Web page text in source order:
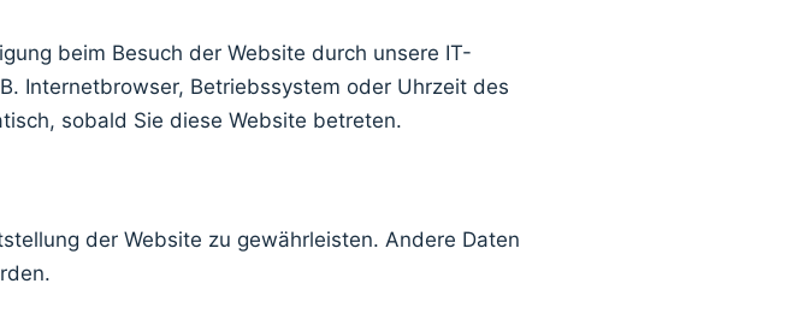
beim Besuch der Website durch unsere IT-
Internetbrowser, Betriebssystem oder Uhrzeit des
sobald Sie diese Website betreten.
der Website zu gewährleisten. Andere Daten